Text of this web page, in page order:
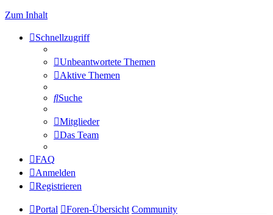
Zum Inhalt
Schnellzugriff
Unbeantwortete Themen
Aktive Themen
Suche
Mitglieder
Das Team
FAQ
Anmelden
Registrieren
Portal Foren-Übersicht Community